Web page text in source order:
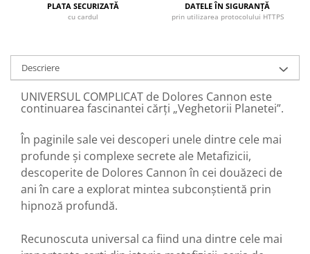
PLATA SECURIZATĂ
cu cardul
DATELE ÎN SIGURANȚĂ
prin utilizarea protocolului HTTPS
Descriere
UNIVERSUL COMPLICAT de Dolores Cannon este
continuarea fascinantei cărți „Veghetorii Planetei”.
În paginile sale vei descoperi unele dintre cele mai
profunde și complexe secrete ale Metafizicii,
descoperite de Dolores Cannon în cei douăzeci de
ani în care a explorat mintea subconștientă prin
hipnoză profundă.
Recunoscuta universal ca fiind una dintre cele mai